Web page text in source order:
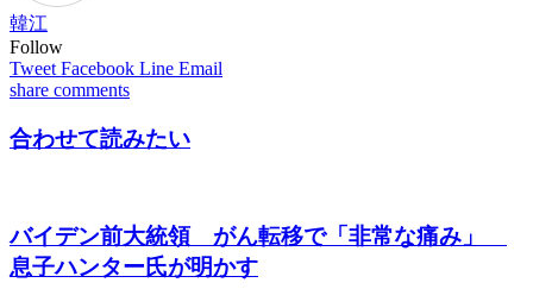
韓江
Follow
Tweet Facebook Line Email
share comments
合わせて読みたい
バイデン前大統領 がん転移で「非常な痛み」
息子ハンター氏が明かす